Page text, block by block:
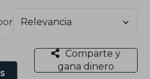
Comparte y
gana dinero